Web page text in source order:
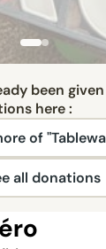
been
here :
of
all donations